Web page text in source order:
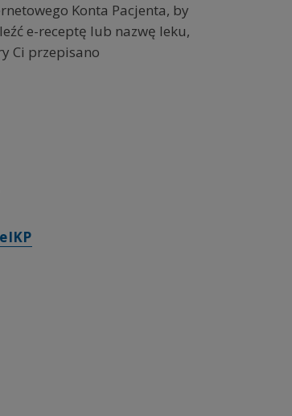
Konta Pacjenta, by
e-receptę lub nazwę leku,
Ci przepisano